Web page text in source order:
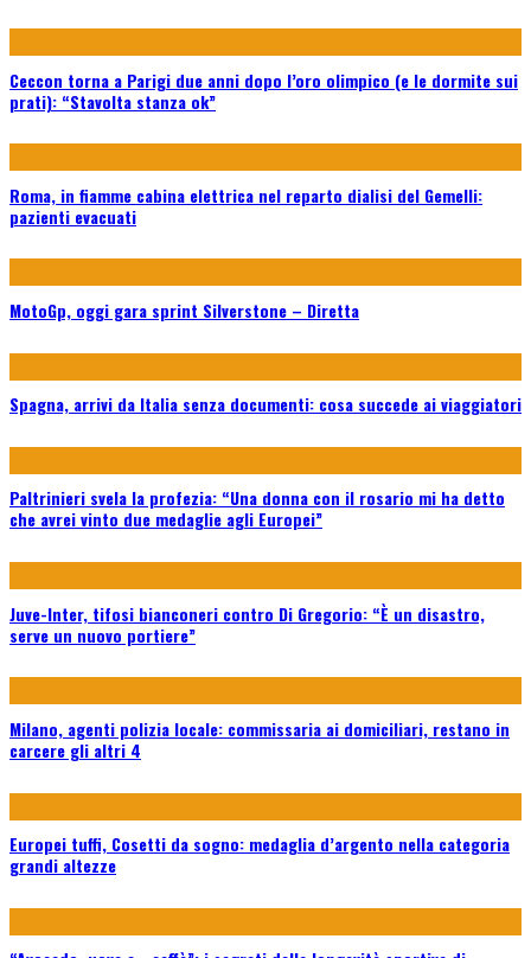
Ceccon torna a Parigi due anni dopo l’oro olimpico (e le dormite sui
prati): “Stavolta stanza ok”
Roma, in fiamme cabina elettrica nel reparto dialisi del Gemelli:
pazienti evacuati
MotoGp, oggi gara sprint Silverstone – Diretta
Spagna, arrivi da Italia senza documenti: cosa succede ai viaggiatori
Paltrinieri svela la profezia: “Una donna con il rosario mi ha detto
che avrei vinto due medaglie agli Europei”
Juve-Inter, tifosi bianconeri contro Di Gregorio: “È un disastro,
serve un nuovo portiere”
Milano, agenti polizia locale: commissaria ai domiciliari, restano in
carcere gli altri 4
Europei tuffi, Cosetti da sogno: medaglia d’argento nella categoria
grandi altezze